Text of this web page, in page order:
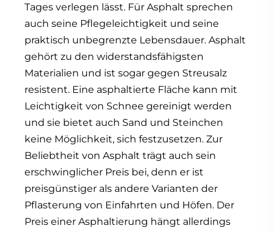
Tages verlegen lässt. Für Asphalt sprechen
auch seine Pflegeleichtigkeit und seine
praktisch unbegrenzte Lebensdauer. Asphalt
gehört zu den widerstandsfähigsten
Materialien und ist sogar gegen Streusalz
resistent. Eine asphaltierte Fläche kann mit
Leichtigkeit von Schnee gereinigt werden
und sie bietet auch Sand und Steinchen
keine Möglichkeit, sich festzusetzen. Zur
Beliebtheit von Asphalt trägt auch sein
erschwinglicher Preis bei, denn er ist
preisgünstiger als andere Varianten der
Pflasterung von Einfahrten und Höfen. Der
Preis einer Asphaltierung hängt allerdings